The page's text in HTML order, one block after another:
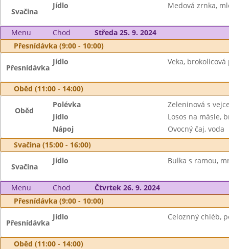
Svačina
Jídlo Medová zrnka,
Menu Chod
Středa 25. 9. 2024
Přesnídávka (9:00 - 10:00)
Přesnídávka
Jídlo Veka,
Oběd (11:00 - 14:00)
Oběd
Polévka
Zeleninová s
Jídlo
Losos na másle,
Nápoj
Ovocný čaj, voda
Svačina (15:00 - 16:00)
Svačina
Jídlo Bulka s ramou,
Menu Chod
Čtvrtek 26. 9. 2024
Přesnídávka (9:00 - 10:00)
Přesnídávka
Jídlo Celoznný chléb,
Oběd (11:00 - 14:00)